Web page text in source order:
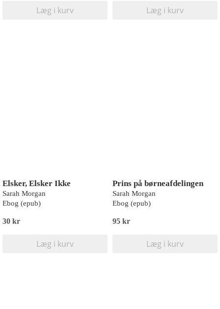
Læg i kurv Læg i kurv
Elsker, Elsker Ikke
Sarah Morgan
Ebog (epub)
30 kr
Læg i kurv
Prins på børneafdelingen
Sarah Morgan
Ebog (epub)
95 kr
Læg i kurv